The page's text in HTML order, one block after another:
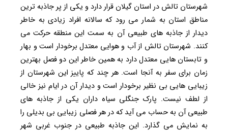
شهرستان تالش در استان گیلان قرار دارد و یکی از پر جاذبه ترین
مناطق استان به شمار می رود که سالانه افراد زیادی به خاطر
دیدار از جاذبه های طبیعی آن به سمت این منطقه حرکت می
کنند. شهرستان تالش از آب و هوایی معتدل برخودار است و بهار
و تابستان هایی معتدل دارد به همین خاطر این دو فصل بهترین
زمان برای سفر به آنجا است. هر چند که پاییز این شهرستان از
زیبایی هایی بی نظیر برخودار است و دیدار آن در ایام نیز خالی
از لطف نیست. پارک جنگلی سیاه داران یکی از جاذبه های
طبیعی آن به حساب می آید که در هر فصلی زیبایی بی بدیلی را
به نمایش می گذارد. این جاذبه طبیعی در جنوب غربی شهر